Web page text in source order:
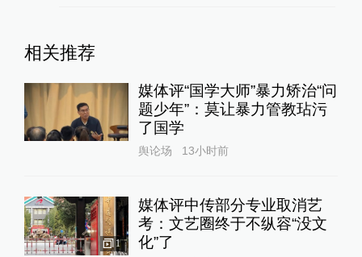
相关推荐
媒体评“国学大师”暴力矫治“问
题少年”：莫让暴力管教玷污
了国学
舆论场 13小时前
1
媒体评中传部分专业取消艺
考：文艺圈终于不纵容“没文
化”了